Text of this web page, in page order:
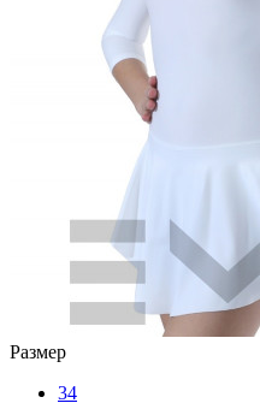
Размер
34